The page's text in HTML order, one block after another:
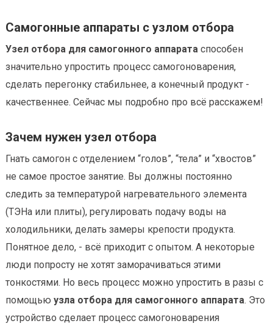
Самогонные аппараты с узлом отбора
Узел отбора для самогонного аппарата способен
значительно упростить процесс самогоноварения,
сделать перегонку стабильнее, а конечный продукт -
качественнее. Сейчас мы подробно про всё расскажем!
Зачем нужен узел отбора
Гнать самогон с отделением “голов”, “тела” и “хвостов”
не самое простое занятие. Вы должны постоянно
следить за температурой нагревательного элемента
(ТЭНа или плиты), регулировать подачу воды на
холодильники, делать замеры крепости продукта.
Понятное дело, - всё приходит с опытом. А некоторые
люди попросту не хотят заморачиваться этими
тонкостями. Но весь процесс можно упростить в разы с
помощью узла отбора для самогонного аппарата. Это
устройство сделает процесс самогоноварения